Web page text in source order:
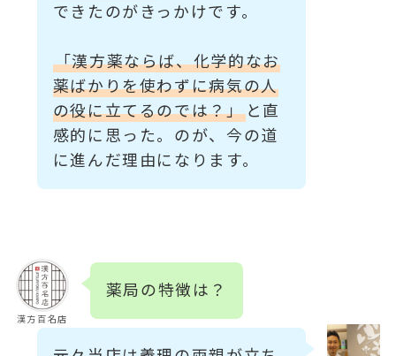
できたのがきっかけです。
「漢方薬ならば、化学的なお
薬ばかりを使わずに病気の人
の役に立てるのでは？」と直
感的に思った。のが、今の道
に進んだ理由になります。
漢方百名店
薬局の特徴は？